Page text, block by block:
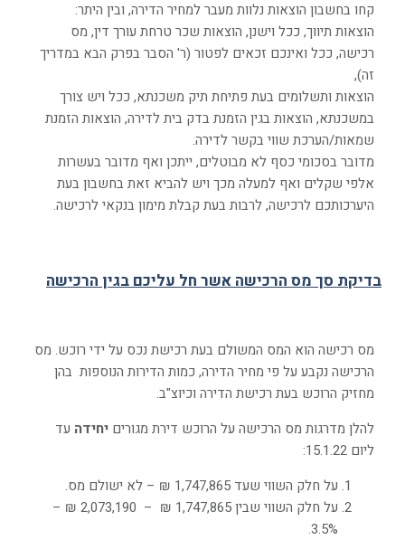
קחו בחשבון הוצאות נלוות מעבר למחיר הדירה, ובין היתר:
הוצאות תיווך, ככל וישנן, הוצאות שכר טרחת עורך דין, מס
רכישה, ככל ואינכם זכאים לפטור (ר' הסבר בפרק הבא במדריך
זה),
הוצאות ותשלומים בעת פתיחת תיק משכנתא, ככל ויש צורך
במשכנתא, הוצאות בגין הזמנת בדק בית לדירה, הוצאות הזמנת
שמאות/הערכת שווי בקשר לדירה.
מדובר בסכומי כסף לא מבוטלים, ייתכן ואף מדובר בעשרות
אלפי שקלים ואף למעלה מכך ויש להביא זאת בחשבון בעת
היערכותכם לרכישה, לרבות בעת קבלת מימון בנקאי לרכישה.
בדיקת סך מס הרכישה אשר חל עליכם בגין הרכישה
מס רכישה הוא המס המשולם בעת רכישת נכס על ידי רוכש. מס
הרכישה נקבע על פי מחיר הדירה, כמות הדירות הנוספות בהן
מחזיק הרוכש בעת רכישת הדירה וכיוצ"ב.
להלן מדרגות מס הרכישה על הרוכש דירת מגורים יחידה עד
ליום 15.1.22:
על חלק השווי שעד 1,747,865 ₪ – לא ישולם מס.
על חלק השווי שבין 1,747,865 ₪ – 2,073,190 ₪ –
3.5%.